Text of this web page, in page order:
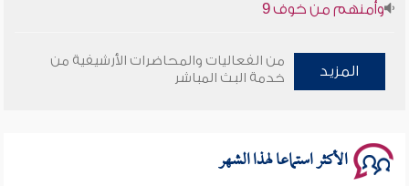
المزيد
من الفعاليات والمحاضرات الأرشيفية من
خدمة البث المباشر
الأكثر استماعا لهذا الشهر